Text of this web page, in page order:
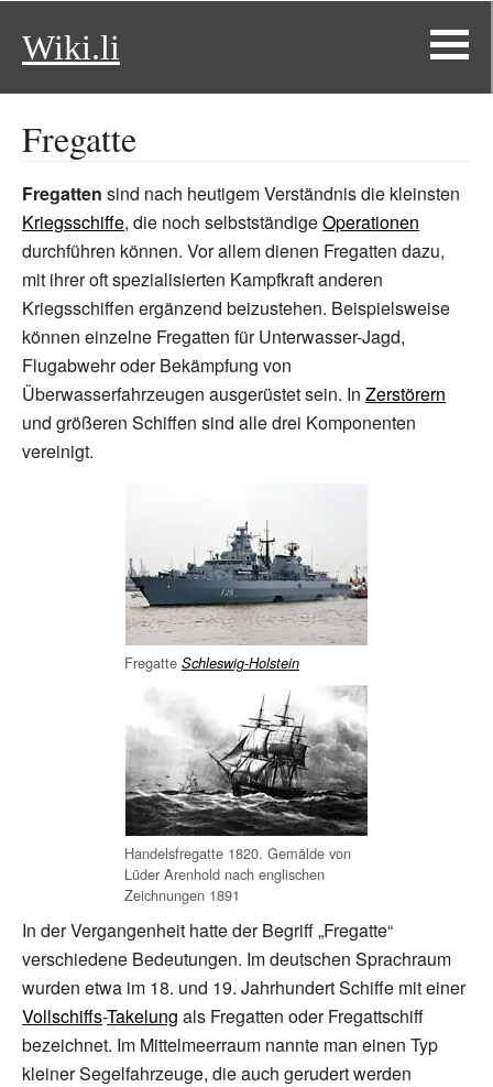
Wiki.li
Fregatte
Fregatten sind nach heutigem Verständnis die kleinsten
Kriegsschiffe, die noch selbstständigeOperationen
durchführen können. Vor allem dienen Fregatten dazu,
mit ihrer oft spezialisierten Kampfkraft anderen
Kriegsschiffen ergänzend beizustehen. Beispielsweise
können einzelne Fregatten für Unterwasser-Jagd,
Flugabwehr oder Bekämpfung von
Überwasserfahrzeugen ausgerüstet sein. In Zerstörern
und größeren Schiffen sind alle drei Komponenten
vereinigt.
Fregatte Schleswig-Holstein
Handelsfregatte 1820. Gemälde von
Lüder Arenhold nach englischen
Zeichnungen 1891
In der Vergangenheit hatte der Begriff „Fregatte“
verschiedene Bedeutungen. Im deutschen Sprachraum
wurden etwa im 18. und 19. Jahrhundert Schiffe mit einer
Vollschiffs-Takelung als Fregatten oder Fregattschiff
bezeichnet. Im Mittelmeerraum nannte man einen Typ
kleiner Segelfahrzeuge, die auch gerudert werden